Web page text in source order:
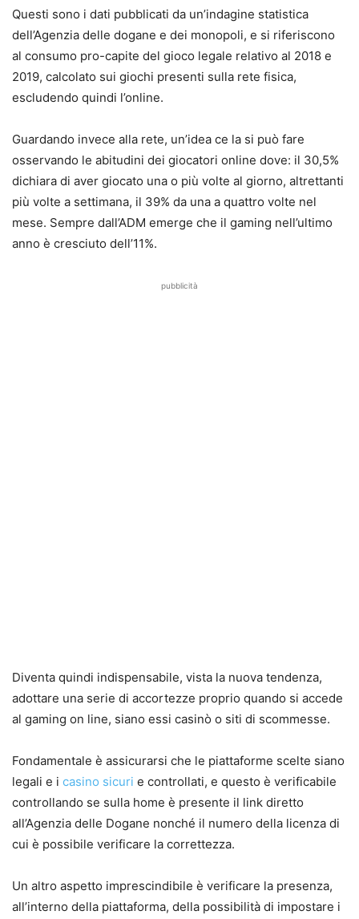
Questi sono i dati pubblicati da un’indagine statistica
dell’Agenzia delle dogane e dei monopoli, e si riferiscono
al consumo pro-capite del gioco legale relativo al 2018 e
2019, calcolato sui giochi presenti sulla rete fisica,
escludendo quindi l’online.
Guardando invece alla rete, un’idea ce la si può fare
osservando le abitudini dei giocatori online dove: il 30,5%
dichiara di aver giocato una o più volte al giorno, altrettanti
più volte a settimana, il 39% da una a quattro volte nel
mese. Sempre dall’ADM emerge che il gaming nell’ultimo
anno è cresciuto dell’11%.
pubblicità
Diventa quindi indispensabile, vista la nuova tendenza,
adottare una serie di accortezze proprio quando si accede
al gaming on line, siano essi casinò o siti di scommesse.
Fondamentale è assicurarsi che le piattaforme scelte siano
legali e i casino sicuri e controllati, e questo è verificabile
controllando se sulla home è presente il link diretto
all’Agenzia delle Dogane nonché il numero della licenza di
cui è possibile verificare la correttezza.
Un altro aspetto imprescindibile è verificare la presenza,
all’interno della piattaforma, della possibilità di impostare i